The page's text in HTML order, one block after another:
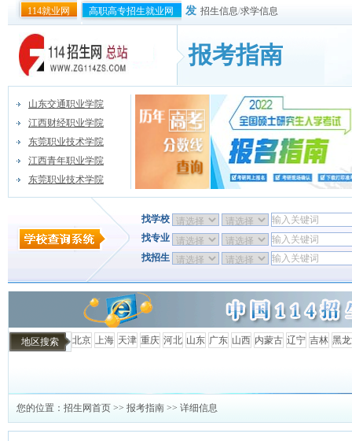
114就业网 高职高专招生就业网 发 招生信息/求学信息
报考指南
山东交通职业学院
江西财经职业学院
东莞职业技术学院
江西青年职业学院
东莞职业技术学院
找学校
找专业
找招生
地区搜索 北京 上海 天津 重庆 河北 山东 广东 山西 内蒙古 辽宁 吉林 黑
您的位置： 招生网首页 >> 报考指南 >> 详细信息